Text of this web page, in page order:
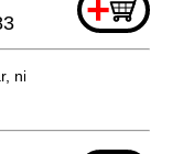
+
nicht bestellbar